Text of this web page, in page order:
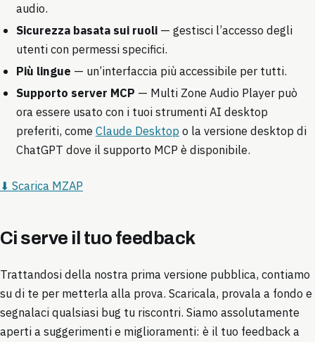
audio.
Sicurezza basata sui ruoli— gestisci l’accesso degli
utenti con permessi specifici.
Più lingue — un’interfaccia più accessibile per tutti.
Supporto server MCP — Multi Zone Audio Player può
ora essere usato con i tuoi strumenti AI desktop
preferiti, come Claude Desktop o la versione desktop di
ChatGPT dove il supporto MCP è disponibile.
⬇ Scarica MZAP
Ci serve il tuo feedback
Trattandosi della nostra prima versione pubblica, contiamo
su di te per metterla alla prova. Scaricala, provala a fondo e
segnalaci qualsiasi bug tu riscontri. Siamo assolutamente
aperti a suggerimenti e miglioramenti: è il tuo feedback a